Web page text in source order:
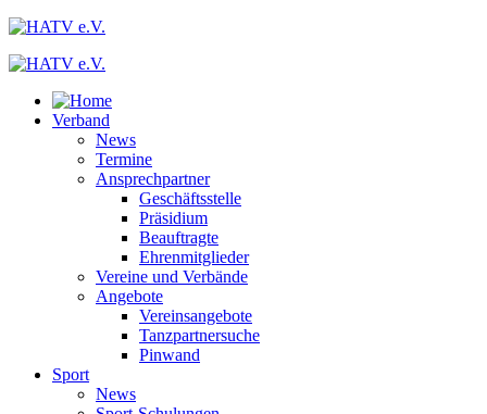
Verband
News
Termine
Ansprechpartner
Geschäftsstelle
Präsidium
Beauftragte
Ehrenmitglieder
Vereine und Verbände
Angebote
Vereinsangebote
Tanzpartnersuche
Pinwand
Sport
News